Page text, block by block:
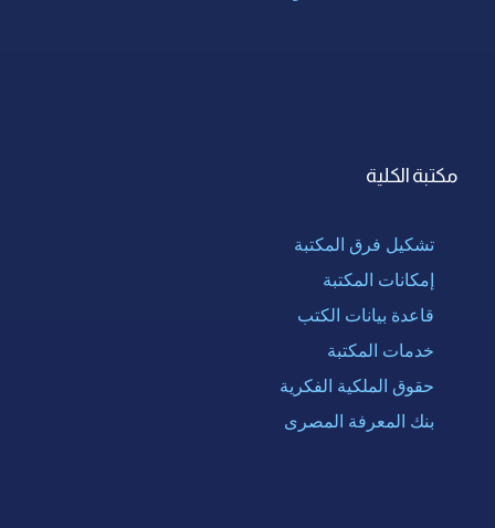
مكتبة الكلية
تشكيل فرق المكتبة
إمكانات المكتبة
قاعدة بيانات الكتب
خدمات المكتبة
حقوق الملكية الفكرية
بنك المعرفة المصرى